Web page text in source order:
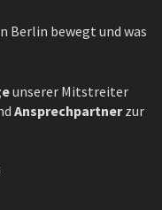
Berlin bewegt und was
unserer Mitstreiter
Ansprechpartnerzur